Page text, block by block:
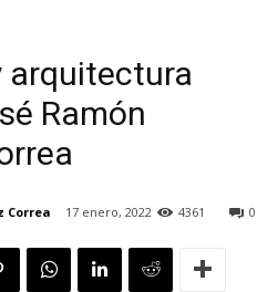
arquitectura
Ramón
Correa 17 enero, 2022 0
4361